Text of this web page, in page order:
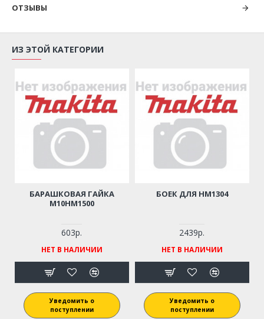
ОТЗЫВЫ
ИЗ ЭТОЙ КАТЕГОРИИ
БАРАШКОВАЯ ГАЙКА
M10HM1500
603р.
НЕТ В НАЛИЧИИ
Уведомить о
поступлении
БОЕК ДЛЯ HM1304
2439р.
НЕТ В НАЛИЧИИ
Уведомить о
поступлении